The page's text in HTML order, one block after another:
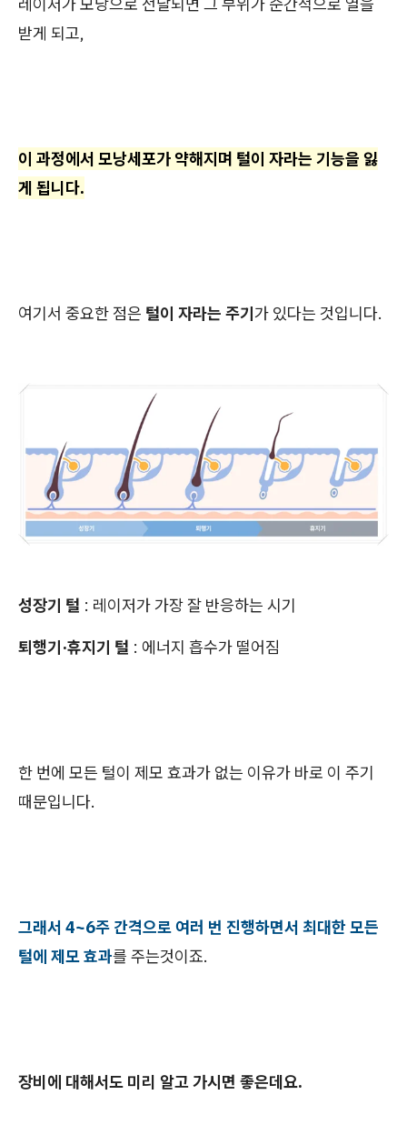
받게 되고,
이 과정에서 모낭세포가 약해지며 털이 자라는 기능을 잃
게 됩니다.
여기서 중요한 점은 털이 자라는 주기가 있다는 것입니다.
성장기 털 : 레이저가 가장 잘 반응하는 시기
퇴행기·휴지기 털 : 에너지 흡수가 떨어짐
한 번에 모든 털이 제모 효과가 없는 이유가 바로 이 주기
때문입니다.
그래서 4~6주 간격으로 여러 번 진행하면서 최대한 모든
털에 제모 효과를 주는것이죠.
장비에 대해서도 미리 알고 가시면 좋은데요.